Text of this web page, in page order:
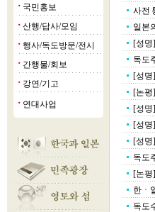
■ 국민홍보
■ 산행/답사/모임
■ 행사/독도방문/전시
■ 간행물/회보
■ 강연/기고
■ 연대사업
사전
일본
[성명
독도
[성명
[논평
[성명
[성명
[성명
독도
[논평
한ㆍ
독도